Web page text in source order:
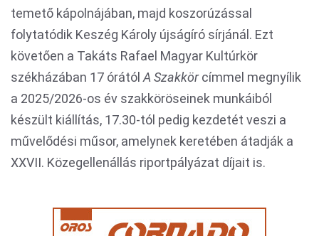
temető kápolnájában, majd koszorúzással
folytatódik Keszég Károly újságíró sírjánál. Ezt
követően a Takáts Rafael Magyar Kultúrkör
székházában 17 órától A Szakkörcímmel megnyílik
a 2025/2026-os év szakköröseinek munkáiból
készült kiállítás, 17.30-tól pedig kezdetét veszi a
művelődési műsor, amelynek keretében átadják a
XXVII. Közegellenállás riportpályázat díjait is.